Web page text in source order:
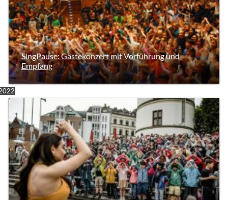
SingPause: Gästekonzert mit Vorführung und
Empfang